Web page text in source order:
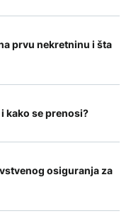
prvu nekretninu i šta
kako se prenosi?
osiguranja za